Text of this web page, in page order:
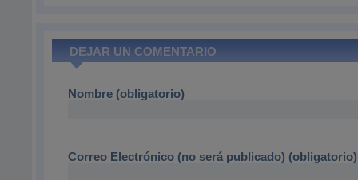
DEJAR UN COMENTARIO
Nombre (obligatorio)
Correo Electrónico (no será publicado) (obligatorio)